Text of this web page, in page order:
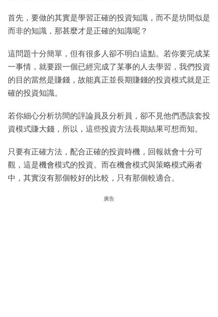
首先，要做的其實是學習正確的投資知識，而不是坊間似是
而非的知識，那甚麼才是正確的知識呢？
這問題十分簡單，但有很多人卻不明白這點。若你要完成某
一事情，就要跟一個已經完成了某事的人去學習，我們投資
的目的當然是賺錢，故能真正並長期賺錢的投資模式就是正
確的投資知識。
若你細心分析坊間的評論員及分析員，卻不見他們憑該套投
資模式賺大錢，所以，這些投資方法長期結果可想而知。
只要有正確方法，配合正確的投資時機，回報就會十分可
觀，這是機會模式的投資。而在機會模式與策略模式兩者
中，其實沒有那個較好的比較，只有那個較適合。
廣告